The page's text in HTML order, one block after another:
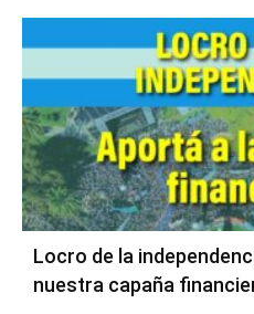
Locro de la
nuestra capaña